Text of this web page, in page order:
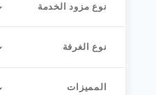
نوع مزود الخدمة
نوع الغرفة
المميزات